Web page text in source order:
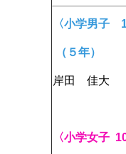
〈小学男子
（５年）
岸田 佳
〈小学女子